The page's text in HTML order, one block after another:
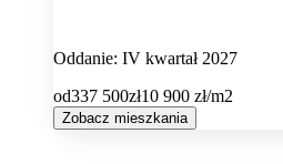
Oddanie: IV kwartał 2027
od337 500zł10 900 zł/m2
Zobacz mieszkania